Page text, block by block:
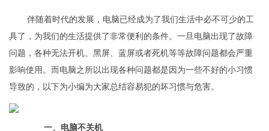
伴随着时代的发展，电脑已经成为了我们生活中必不可少的工
具了，为我们的生活提供了非常便利的条件。一旦电脑出现了故障
问题，各种无法开机、黑屏、蓝屏或者死机等等故障问题都会严重
影响使用。而电脑之所以出现各种问题都是因为一些不好的小习惯
导致的，以下为小编为大家总结容易犯的坏习惯与危害。
一、电脑不关机